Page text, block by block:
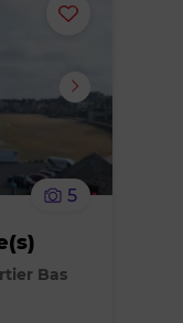
Ajouter
5
Bas